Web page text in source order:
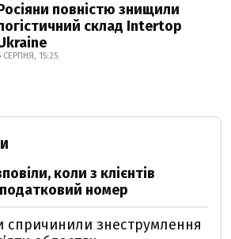
повністю знищили
склад Intertop
СЕРПНЯ, 15:25
коли з клієнтів
номер
спричинили знеструмлення